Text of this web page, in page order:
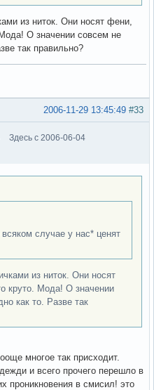
из ниток. Они носят фени,
О значении совсем не
так правильно?
#33
2006-11-29 13:45:49
Здесь с 2006-06-04
случае у нас* ценят
из ниток. Они носят
круто. Мода! О значении
как то. Разве так
многое так присходит.
и всего прочего перешло в
проникновения в смисил! это